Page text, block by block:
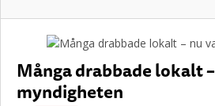
Många drabbade lokalt
myndigheten